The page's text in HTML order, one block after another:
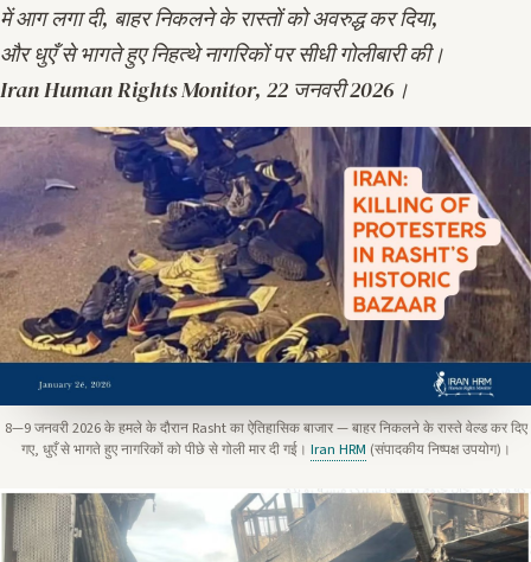
में आग लगा दी, बाहर निकलने के रास्तों को अवरुद्ध कर दिया,
और धुएँ से भागते हुए निहत्थे नागरिकों पर सीधी गोलीबारी की।
Iran Human Rights Monitor, 22 जनवरी 2026 ।
8—9 जनवरी 2026 के हमले के दौरान Rasht का ऐतिहासिक बाजार — बाहर निकलने के रास्ते वेल्ड कर दिए
गए, धुएँ से भागते हुए नागरिकों को पीछे से गोली मार दी गई। Iran HRM (संपादकीय निष्पक्ष उपयोग)।